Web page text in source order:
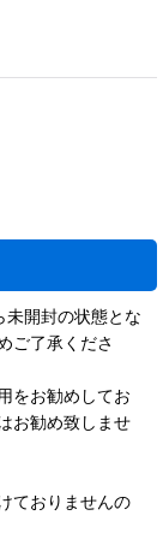
開封の状態とな
ご了承くださ
をお勧めしてお
お勧め致しませ
ておりませんの